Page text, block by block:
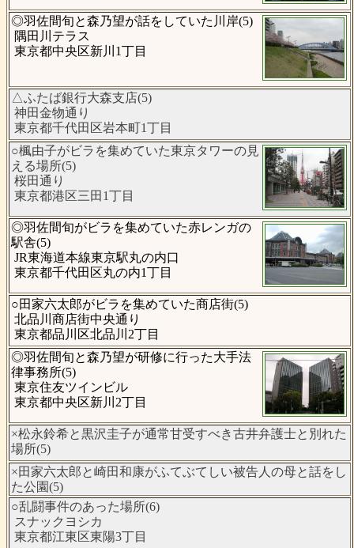
◎羽佐間旬と森乃望が話をしていた川岸(5)
隅田川テラス
東京都中央区新川1丁目
△ふたば銀行大森支店(5)
神田金物通り
東京都千代田区岩本町1丁目
○楓由子がビラを集めていた東京タワーの見
える場所(5)
桜田通り
東京都港区三田1丁目
◎羽佐間旬がビラを集めていた赤レンガの
駅舎(5)
JR東海道本線東京駅丸の内口
東京都千代田区丸の内1丁目
○田家六太郎がビラを集めていた商店街(5)
北品川商店街中央通り
東京都品川区北品川2丁目
◎羽佐間旬と森乃望が研修に行った大手法
律事務所(5)
東京住友ツインビル
東京都中央区新川2丁目
×松永鈴希と黒沢圭子が通常甘受すべき古井弁護士と別れた
場所(5)
×田家六太郎と崎田和康がふてぶてしい被告人の母と話をし
た公園(5)
○乱闘事件のあった場所(6)
スナックヨシカ
東京都江東区東陽3丁目